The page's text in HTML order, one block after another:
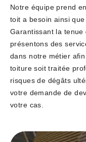
Notre équipe prend
toit a besoin ainsi
Garantissant la
présentons des
dans notre métier
toiture soit traitée
risques de dégâts
votre demande de
votre cas.